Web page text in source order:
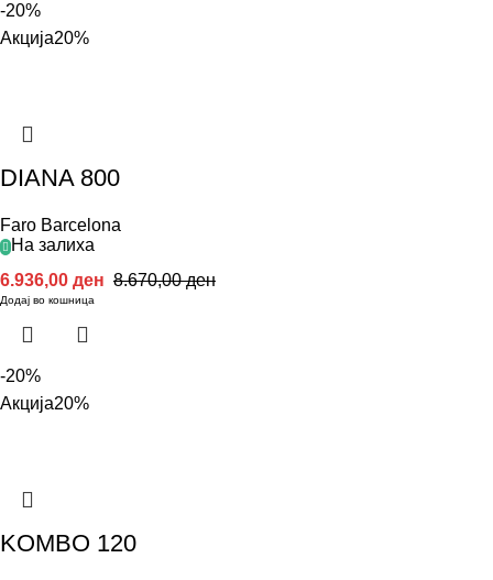
-20%
Акција20%
DIANA 800
Faro Barcelona
На залиха
8.670,00ден
6.936,00 ден
Додај во кошница
-20%
Акција20%
KOMBO 120